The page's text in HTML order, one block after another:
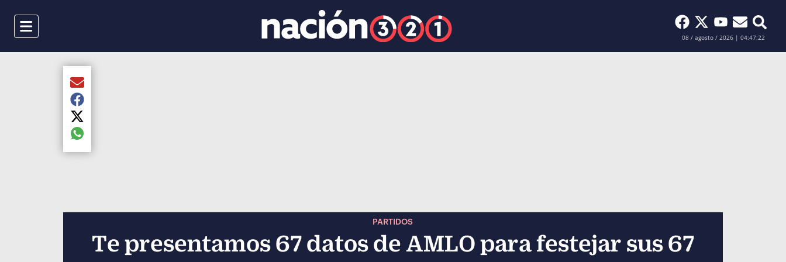
Menu Buscar
08 / agosto / 2026 | 04:47:23
PARTIDOS
Te presentamos 67 datos de AMLO para festejar sus 67
Compartir el artículo actual mediante Email
Compartir el artículo actual mediante Facebook
Compartir el artículo actual mediante Twitter
Compartir el artículo actual mediante global.social-whatsapp